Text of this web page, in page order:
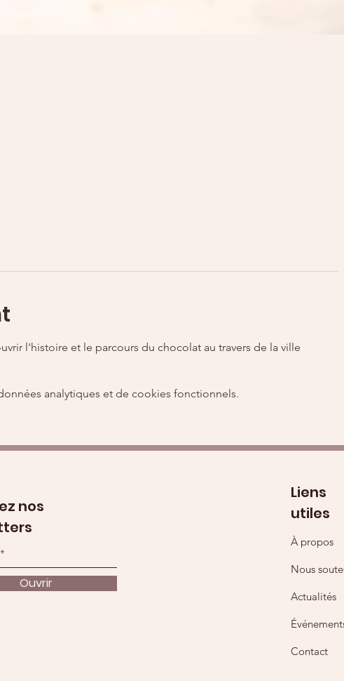
l'histoire et le parcours du chocolat au travers de la ville
analytiques et de cookies fonctionnels.
Liens
utiles
À propos
Nous
Actualités
Contact
nos
Ouvrir